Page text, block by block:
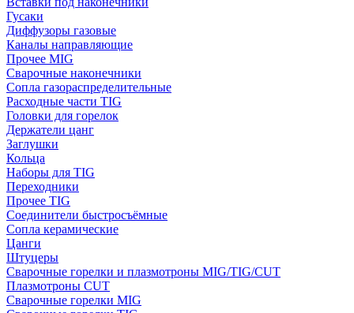
Гусаки
Диффузоры газовые
Каналы направляющие
Прочее MIG
Сварочные наконечники
Сопла газораспределительные
Расходные части TIG
Головки для горелок
Держатели цанг
Заглушки
Кольца
Наборы для TIG
Переходники
Прочее TIG
Соединители быстросъёмные
Сопла керамические
Цанги
Штуцеры
Сварочные горелки и плазмотроны MIG/TIG/CUT
Плазмотроны CUT
Сварочные горелки MIG